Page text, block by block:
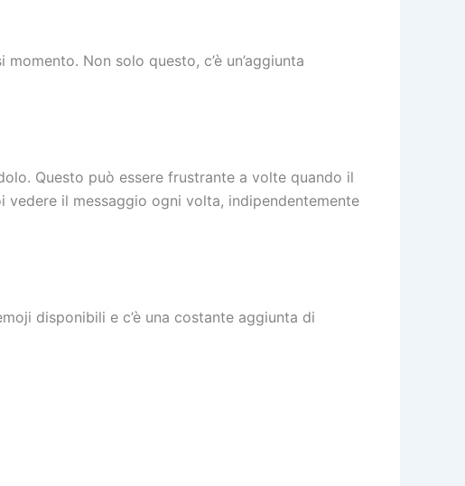
Non solo questo, c’è un’aggiunta
Questo può essere frustrante a volte quando il
vedere il messaggio ogni volta, indipendentemente
disponibili e c’è una costante aggiunta di